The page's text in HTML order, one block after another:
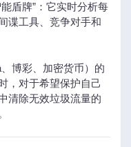
盾牌”：它实时分析每
谍工具、竞争对手和
博彩、加密货币）的
，对于希望保护自己
清除无效垃圾流量的